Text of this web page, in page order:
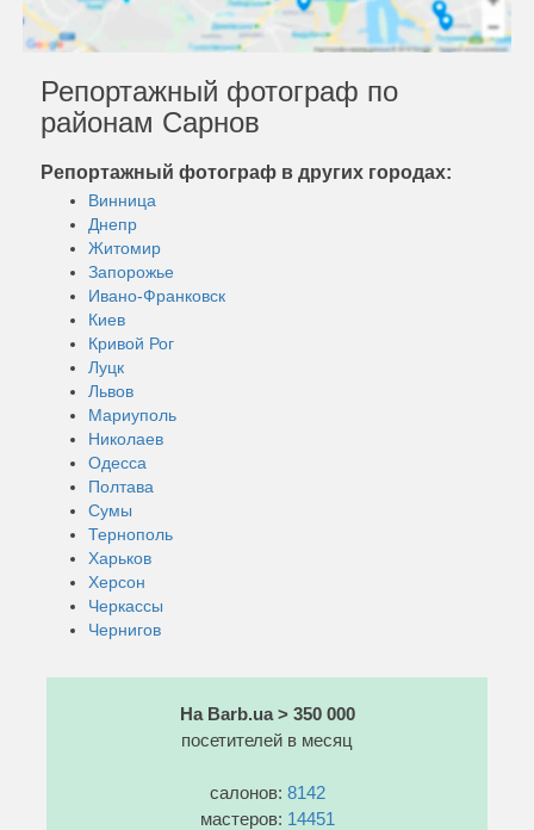
Репортажный фотограф по
районам Сарнов
Репортажный фотограф в других городах:
Винница
Днепр
Житомир
Запорожье
Ивано-Франковск
Киев
Кривой Рог
Луцк
Львов
Мариуполь
Николаев
Одесса
Полтава
Сумы
Тернополь
Харьков
Херсон
Черкассы
Чернигов
На Barb.ua > 350 000
посетителей в месяц
салонов: 8142
мастеров: 14451